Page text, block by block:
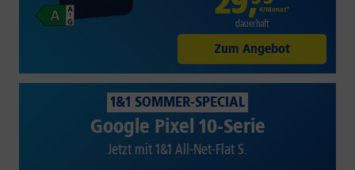
€/Monat*
dauerhaft
Zum Angebot
1&1 SOMMER-SPECIAL
Google Pixel 10-Serie
Jetzt mit 1&1 All-Net-Flat S.